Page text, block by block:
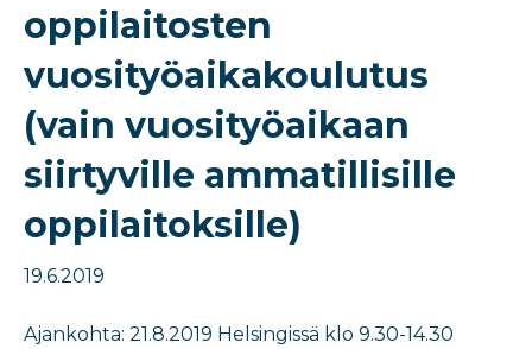
oppilaitosten
vuosityöaikakoulutus
(vain vuosityöaikaan
siirtyville ammatillisille
oppilaitoksille)
19.6.2019
Ajankohta: 21.8.2019 Helsingissä klo 9.30-14.30